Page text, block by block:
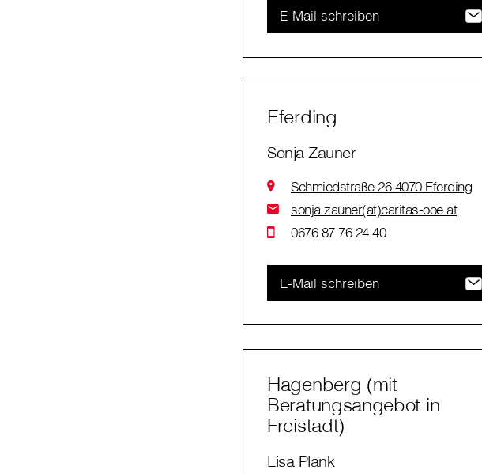
E-Mail schreiben
Eferding
Sonja Zauner
Schmiedstraße 26 4070 Eferding
sonja.zauner(at)caritas-ooe.at
0676 87 76 24 40
E-Mail schreiben
Hagenberg (mit
Beratungsangebot in
Freistadt)
Lisa Plank